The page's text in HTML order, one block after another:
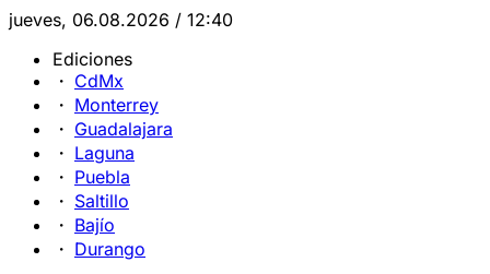
jueves, 06.08.2026 / 12:40
Ediciones
CdMx
Monterrey
Guadalajara
Laguna
Puebla
Saltillo
Bajío
Durango